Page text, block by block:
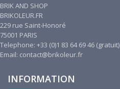
BRIK AND SHOP
BRIKOLEUR.FR
229 rue Saint-Honoré
75001 PARIS
Telephone: +33 (0)1 83 64 69 46 (gratuit)
Email: contact@brikoleur.fr
INFORMATION